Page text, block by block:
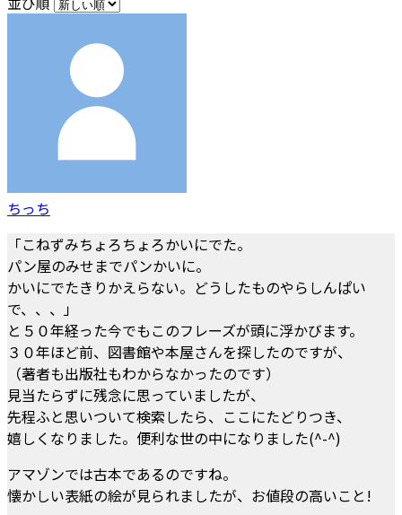
ちっち
「こねずみちょろちょろかいにでた。
パン屋のみせまでパンかいに。
かいにでたきりかえらない。どうしたものやらしんぱい
で、、、」
と５０年経った今でもこのフレーズが頭に浮かびます。
３０年ほど前、図書館や本屋さんを探したのですが、
（著者も出版社もわからなかったのです）
見当たらずに残念に思っていましたが、
先程ふと思いついて検索したら、ここにたどりつき、
嬉しくなりました。便利な世の中になりました(^-^)
アマゾンでは古本であるのですね。
懐かしい表紙の絵が見られましたが、お値段の高いこと!